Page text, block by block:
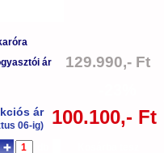
ár
129.990,- Ft
ár
06-ig) 100.100,- Ft